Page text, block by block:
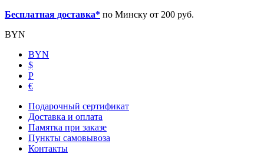
Бесплатная доставка* по Минску от 200 руб.
BYN
BYN
$
Р
€
Подарочный сертификат
Доставка и оплата
Памятка при заказе
Пункты самовывоза
Контакты